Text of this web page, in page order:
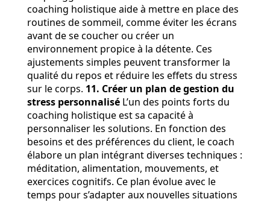
coaching holistique aide à mettre en place des
routines de sommeil, comme éviter les écrans
avant de se coucher ou créer un
environnement propice à la détente. Ces
ajustements simples peuvent transformer la
qualité du repos et réduire les effets du stress
sur le corps. 11. Créer un plan de gestion du
stress personnalisé L’un des points forts du
coaching holistique est sa capacité à
personnaliser les solutions. En fonction des
besoins et des préférences du client, le coach
élabore un plan intégrant diverses techniques :
méditation, alimentation, mouvements, et
exercices cognitifs. Ce plan évolue avec le
temps pour s’adapter aux nouvelles situations